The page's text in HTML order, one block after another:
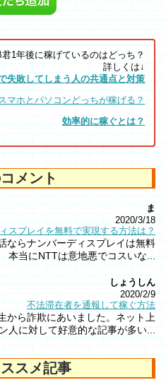
1年後に稼げているのはどっち？
詳しくは↓
失敗してしまう人の共通点と対策
マホとパソコンどっちが稼げる？
効率的に稼ぐとは？
メント
ま
2020/3/18
スプレイを無料で実現する方法は？
ならナンバーディスプレイは無料
本当にNTTは意地悪でコスいな...
しょうしん
2020/2/9
不法滞在者を通報して稼ぐ方法
から詐欺にあいました。ネット上
人に対して好意的な記事が多い...
スメ記事